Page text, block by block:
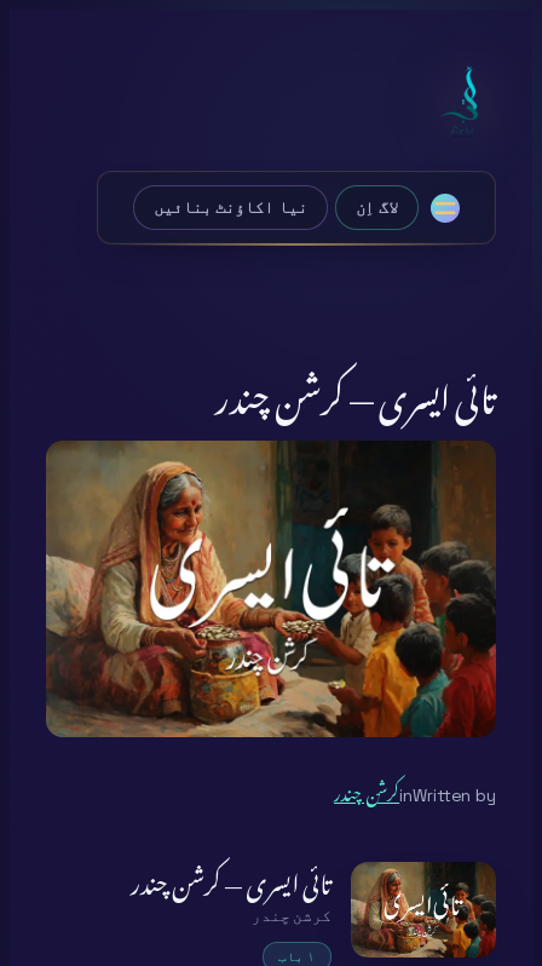
content
لاگ اِن نیا اکاؤنٹ بنائیں
تائی ایسری — کرشن چندر
Written by
inکرشن چندر
تائی ایسری — کرشن چندر
کرشن چندر
۱ باب